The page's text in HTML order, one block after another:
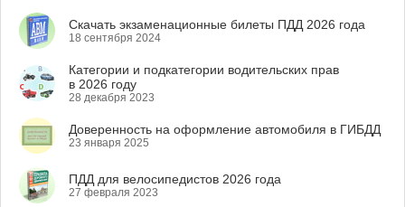
Скачать экзаменационные билеты ПДД 2026 года
18 сентября 2024
Категории и подкатегории водительских прав
в 2026 году
28 декабря 2023
Доверенность на оформление автомобиля в ГИБДД
23 января 2025
ПДД для велосипедистов 2026 года
27 февраля 2023